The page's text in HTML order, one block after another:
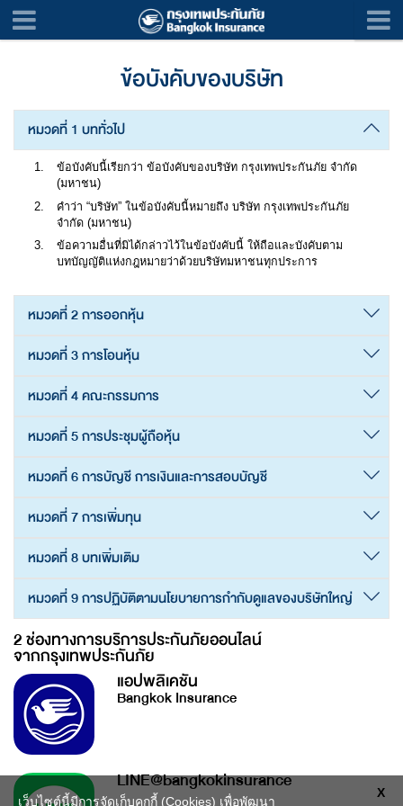
ข้อบังคับของบริษัท
หมวดที่ 1 บททั่วไป
ข้อบังคับนี้เรียกว่า ข้อบังคับของบริษัท กรุงเทพประกันภัย จำกัด
(มหาชน)
คำว่า “บริษัท” ในข้อบังคับนี้หมายถึง บริษัท กรุงเทพประกันภัย
จำกัด (มหาชน)
ข้อความอื่นที่มิได้กล่าวไว้ในข้อบังคับนี้ ให้ถือและบังคับตาม
บทบัญญัติแห่งกฎหมายว่าด้วยบริษัทมหาชนทุกประการ
หมวดที่ 2 การออกหุ้น
หมวดที่ 3 การโอนหุ้น
หมวดที่ 4 คณะกรรมการ
หมวดที่ 5 การประชุมผู้ถือหุ้น
หมวดที่ 6 การบัญชี การเงินและการสอบบัญชี
หมวดที่ 7 การเพิ่มทุน
หมวดที่ 8 บทเพิ่มเติม
หมวดที่ 9 การปฏิบัติตามนโยบายการกำกับดูแลของบริษัทใหญ่
2 ช่องทางการบริการประกันภัยออนไลน์
จากกรุงเทพประกันภัย
แอปพลิเคชัน
Bangkok Insurance
LINE@bangkokinsurance X
เว็บไซต์นี้มีการจัดเก็บคุกกี้ (Cookies) เพื่อพัฒนา